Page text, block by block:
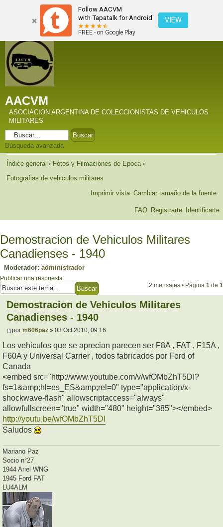
Follow AACVM
with Tapatalk for Android
FREE - on Google Play
VIEW
AACVM
ASOCIACION ARGENTINA DE COLECCIONISTAS DE VEHICULOS
MILITARES
Búsqueda avanzada
Índice general ‹ Fotos y Filmaciones de Epoca ‹
Fotografias de vehiculos militares
Cambiar tamaño de la fuente
Imprimir vista
FAQ Registrarte Identificarte
Demostracion de Vehiculos Militares
Canadienses - 1940
Moderador: administrador
Publicar una respuesta
2 mensajes • Página 1 de 1
Demostracion de Vehiculos Militares
Canadienses - 1940
por m606paz » 03 Oct 2010, 09:16
Los vehiculos que se aprecian parecen ser F8A , FAT , F15A ,
F60A y Universal Carrier , todos fabricados por Ford of
Canada
<embed src="http://www.youtube.com/v/wfOMbZhT5DI?
fs=1&amp;hl=es_ES&amp;rel=0" type="application/x-
shockwave-flash" allowscriptaccess="always"
allowfullscreen="true" width="480" height="385"></embed>
http://youtu.be/wfOMbZhT5DI
Saludos
Mariano Paz
Socio n°27
1944 Ariel WNG
1945 Ford FAT
LU4ALM